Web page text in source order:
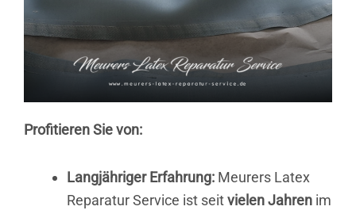
Profitieren Sie von:
Langjähriger Erfahrung: Meurers Latex
Reparatur Service ist seitvielen Jahren im